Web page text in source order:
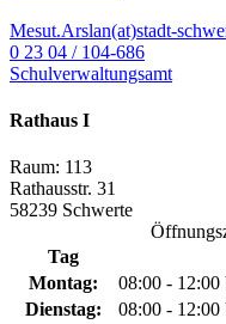
Mesut.Arslan(at)stadt-
0 23 04 / 104-686
Schulverwaltungsamt
Rathaus I
Raum: 113
Rathausstr. 31
58239 Schwerte
Tag
Montag:
08:00 - 12:00
Dienstag:
08:00 -